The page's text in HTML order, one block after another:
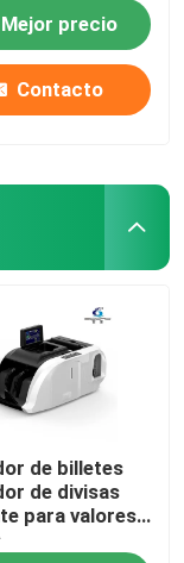
de dinero
Mejor precio
Contacto
de billetes
de divisas
para valores